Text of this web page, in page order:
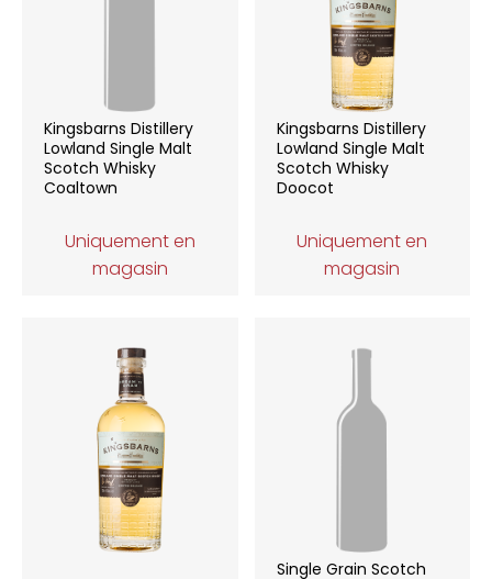
Kingsbarns Distillery
Lowland Single Malt
Scotch Whisky
Coaltown
Uniquement en
magasin
Kingsbarns Distillery
Lowland Single Malt
Scotch Whisky
Doocot
Uniquement en
magasin
Single Grain Scotch